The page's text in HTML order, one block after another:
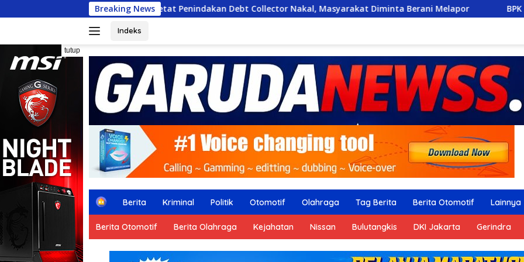
ke
Breaking News
Polisi Perketat Penindakan Debt Collector Nakal, Masyarakat Diminta Berani Melapor BPK Ungkap Temuan
Indeks
tutup
H
m
e
Berita Kriminal Politik Otomotif Olahraga Tag Berita Berita Otomotif Lainnya
Berita Otomotif Berita Olahraga Kejahatan Nissan Bulutangkis DKI Jakarta Gerindra